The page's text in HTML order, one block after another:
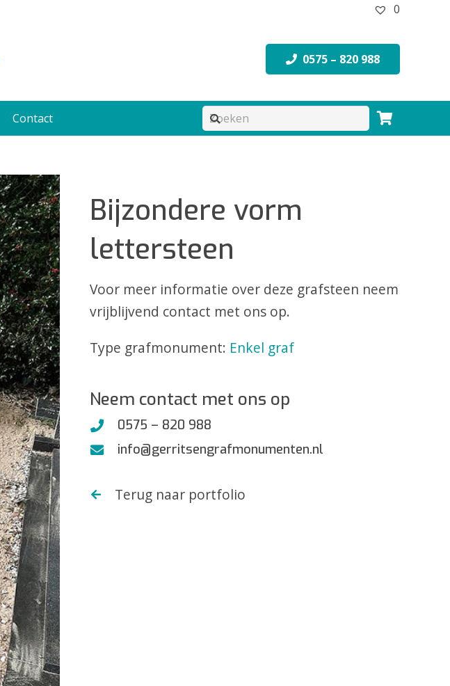
0
0575 – 820 988
Contact
Bijzondere vorm
lettersteen
Voor meer informatie over deze grafsteen neem
vrijblijvend contact met ons op.
Type grafmonument: Enkel graf
Neem contact met ons op
0575 – 820 988
info@gerritsengrafmonumenten.nl
Terug naar portfolio